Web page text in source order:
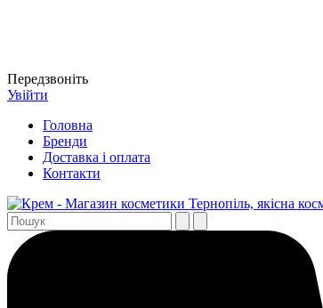
Передзвоніть
Увійти
Головна
Бренди
Доставка і оплата
Контакти